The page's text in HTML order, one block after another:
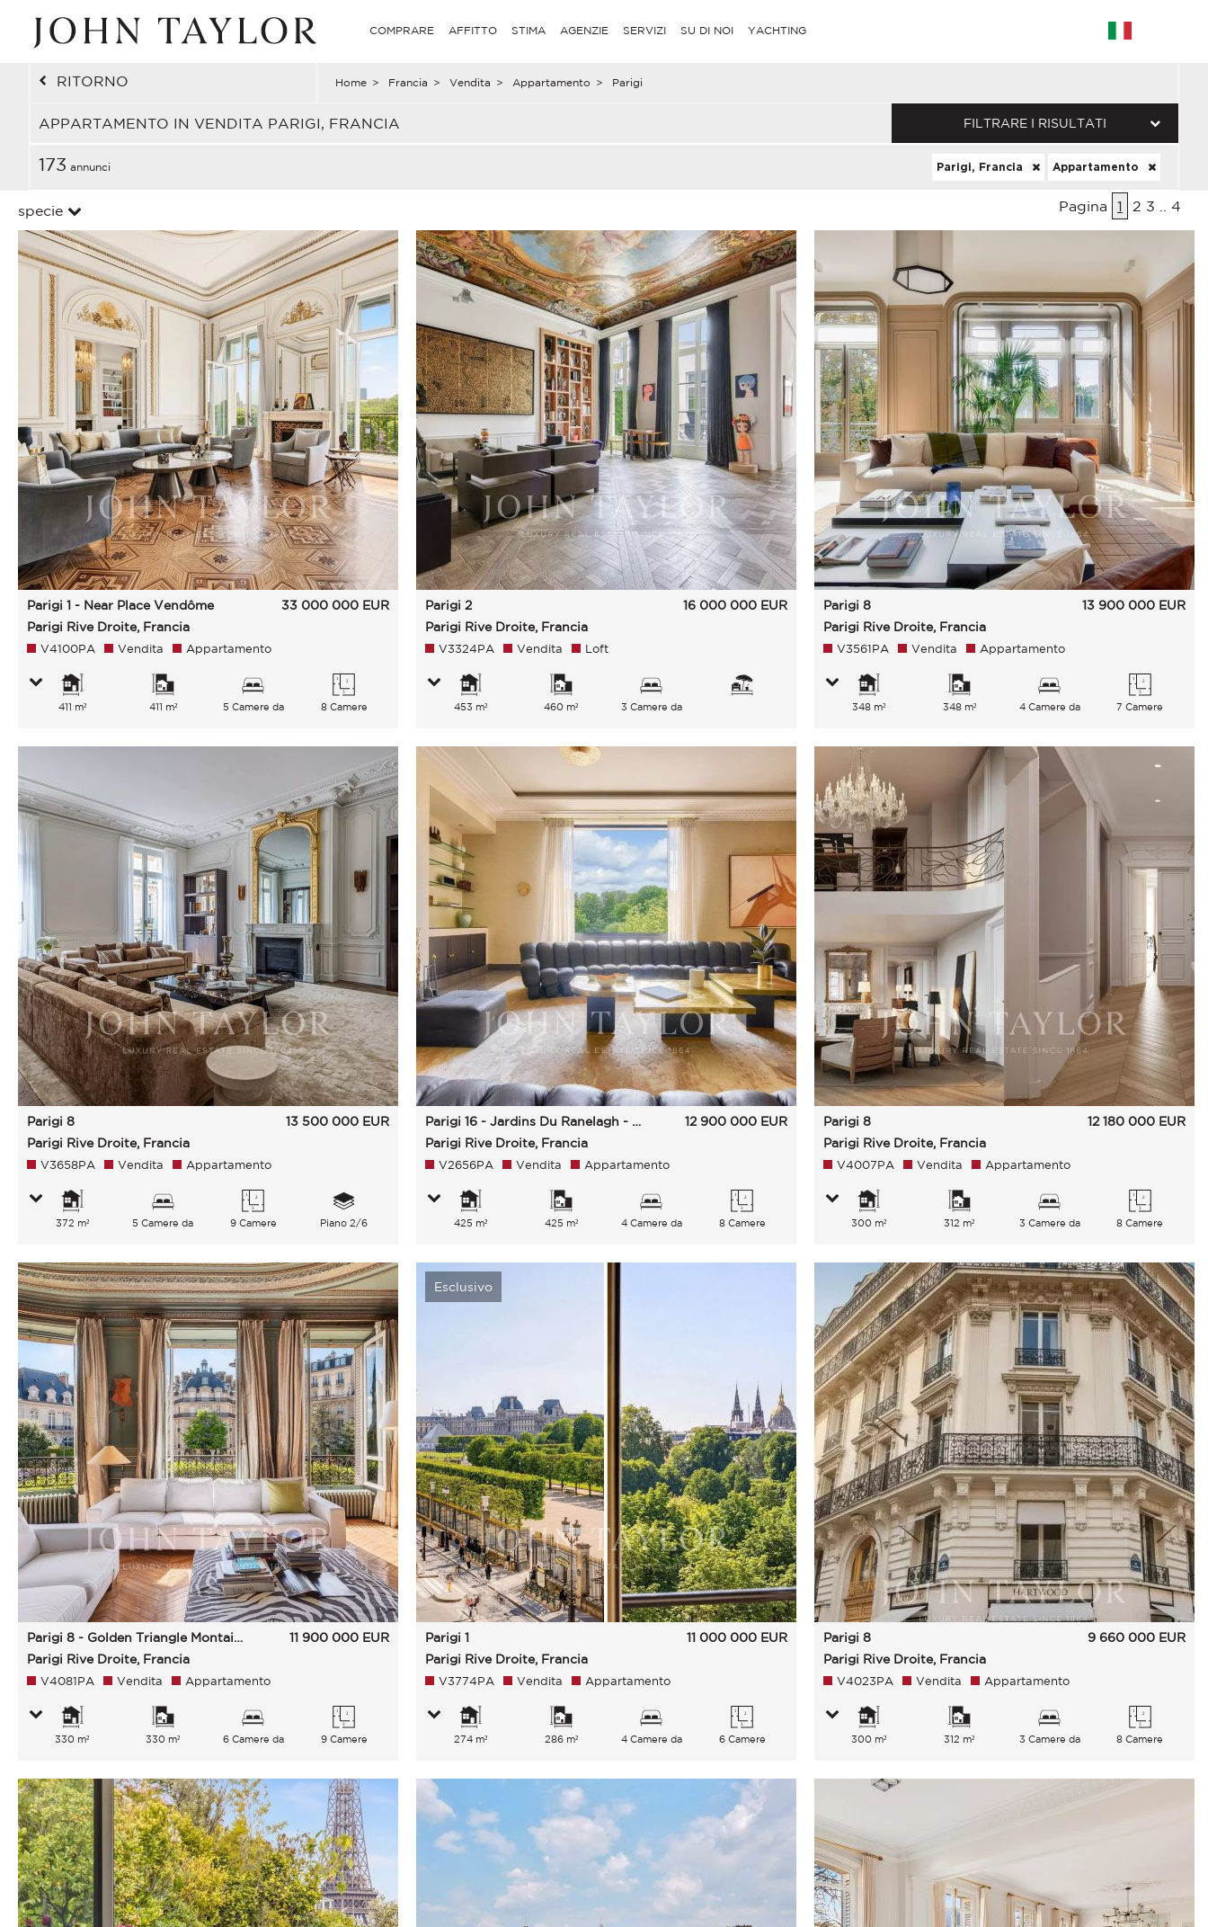
COMPRARE AFFITTO STIMA AGENZIE SERVIZI SU DI NOI YACHTING
RITORNO Home > Francia > Vendita > Appartamento > Parigi
APPARTAMENTO IN VENDITA PARIGI, FRANCIA FILTRARE I RISULTATI
173 annunci Parigi, Francia Appartamento
specie Pagina 1 2 3 4
Parigi 1 - Near Place Vendôme
Parigi Rive Droite, Francia
33 000 000 EUR
V4100PA Vendita Appartamento
411 m² 411 m²
5 Camere da
8 Camere
Parigi 2
Parigi Rive Droite, Francia
16 000 000 EUR
V3324PA Vendita Loft
453 m² 460 m²
3 Camere da
Parigi 8
Parigi Rive Droite, Francia
13 900 000 EUR
V3561PA Vendita Appartamento
348 m² 348 m²
4 Camere da
7 Camere
Parigi 8
Parigi Rive Droite, Francia
13 500 000 EUR
V3658PA Vendita Appartamento
372 m²
5 Camere da
9 Camere Piano 2/6
Parigi 16 - Jardins Du Ranelagh - Paris 16E
Parigi Rive Droite, Francia
12 900 000 EUR
V2656PA Vendita Appartamento
425 m² 425 m²
4 Camere da
8 Camere
Parigi 8
Parigi Rive Droite, Francia
12 180 000 EUR
V4007PA Vendita Appartamento
300 m² 312 m²
3 Camere da
8 Camere
Parigi 8 - Golden Triangle Montaigne Francois 1Er
Parigi Rive Droite, Francia
11 900 000 EUR
V4081PA Vendita Appartamento
330 m² 330 m²
6 Camere da
9 Camere
Esclusivo
Parigi 1
Parigi Rive Droite, Francia
11 000 000 EUR
V3774PA Vendita Appartamento
274 m² 286 m²
4 Camere da
6 Camere
Parigi 8
Parigi Rive Droite, Francia
9 660 000 EUR
V4023PA Vendita Appartamento
300 m² 312 m²
3 Camere da
8 Camere